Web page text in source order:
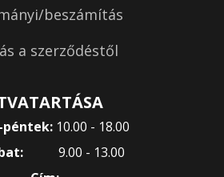
beszámítás
a szerződéstől
10.00 - 18.00
9.00 - 13.00